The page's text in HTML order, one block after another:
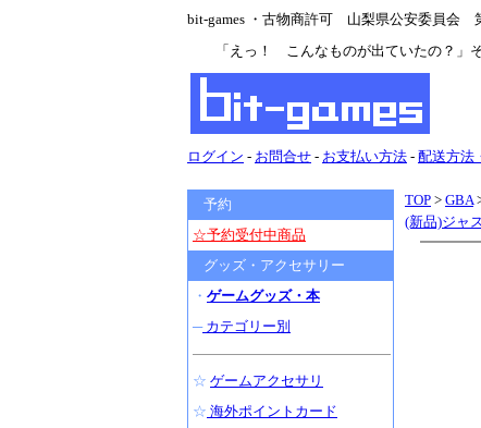
bit-games ・古物商許可 山梨県公安委員会
「えっ！ こんなものが出ていたの？」そ
ログイン - お問合せ - お支払い方法 - 配送方法
TOP > GBA
(新品)ジャ
予約
☆予約受付中商品
グッズ・アクセサリー
・ ゲームグッズ・本
─カテゴリー別
☆ ゲームアクセサリ
☆ 海外ポイントカード